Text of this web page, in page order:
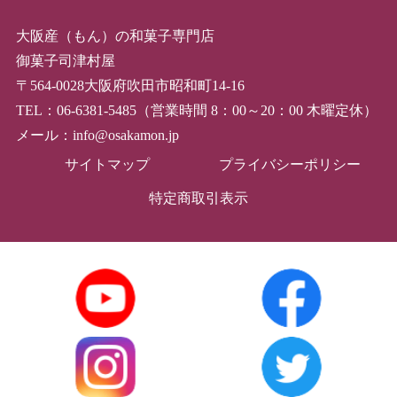
大阪産（もん）の和菓子専門店
御菓子司津村屋
〒564-0028大阪府吹田市昭和町14-16
TEL：06-6381-5485（営業時間 8：00～20：00 木曜定休）
メール：info@osakamon.jp
サイトマップ
プライバシーポリシー
特定商取引表示